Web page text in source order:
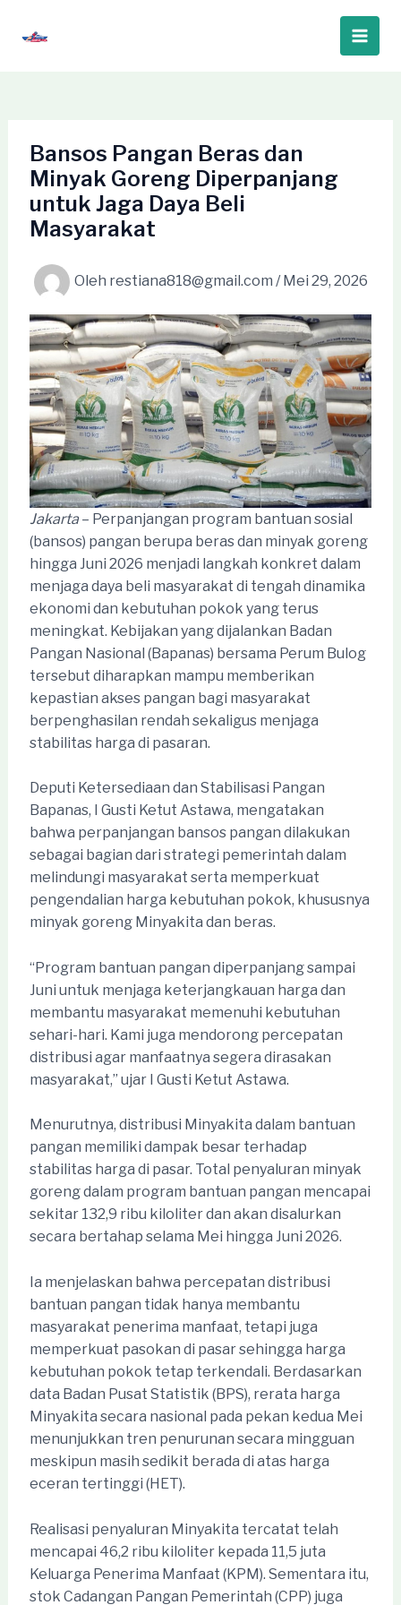
Main
Bansos Pangan Beras dan
Minyak Goreng Diperpanjang
untuk Jaga Daya Beli
Masyarakat
Oleh restiana818@gmail.com / Mei 29, 2026
Jakarta– Perpanjangan program bantuan sosial
(bansos) pangan berupa beras dan minyak goreng
hingga Juni 2026 menjadi langkah konkret dalam
menjaga daya beli masyarakat di tengah dinamika
ekonomi dan kebutuhan pokok yang terus
meningkat. Kebijakan yang dijalankan Badan
Pangan Nasional (Bapanas) bersama Perum Bulog
tersebut diharapkan mampu memberikan
kepastian akses pangan bagi masyarakat
berpenghasilan rendah sekaligus menjaga
stabilitas harga di pasaran.
Deputi Ketersediaan dan Stabilisasi Pangan
Bapanas, I Gusti Ketut Astawa, mengatakan
bahwa perpanjangan bansos pangan dilakukan
sebagai bagian dari strategi pemerintah dalam
melindungi masyarakat serta memperkuat
pengendalian harga kebutuhan pokok, khususnya
minyak goreng Minyakita dan beras.
“Program bantuan pangan diperpanjang sampai
Juni untuk menjaga keterjangkauan harga dan
membantu masyarakat memenuhi kebutuhan
sehari-hari. Kami juga mendorong percepatan
distribusi agar manfaatnya segera dirasakan
masyarakat,” ujar I Gusti Ketut Astawa.
Menurutnya, distribusi Minyakita dalam bantuan
pangan memiliki dampak besar terhadap
stabilitas harga di pasar. Total penyaluran minyak
goreng dalam program bantuan pangan mencapai
sekitar 132,9 ribu kiloliter dan akan disalurkan
secara bertahap selama Mei hingga Juni 2026.
Ia menjelaskan bahwa percepatan distribusi
bantuan pangan tidak hanya membantu
masyarakat penerima manfaat, tetapi juga
memperkuat pasokan di pasar sehingga harga
kebutuhan pokok tetap terkendali. Berdasarkan
data Badan Pusat Statistik (BPS), rerata harga
Minyakita secara nasional pada pekan kedua Mei
menunjukkan tren penurunan secara mingguan
meskipun masih sedikit berada di atas harga
eceran tertinggi (HET).
Realisasi penyaluran Minyakita tercatat telah
mencapai 46,2 ribu kiloliter kepada 11,5 juta
Keluarga Penerima Manfaat (KPM). Sementara itu,
stok Cadangan Pangan Pemerintah (CPP) juga